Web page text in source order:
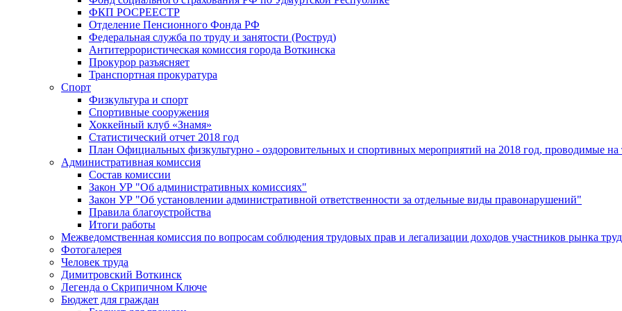
ФКП РОСРЕЕСТР
Отделение Пенсионного Фонда РФ
Федеральная служба по труду и занятости (Роструд)
Антитеррористическая комиссия города Воткинска
Прокурор разъясняет
Транспортная прокуратура
Спорт
Физкультура и спорт
Спортивные сооружения
Хоккейный клуб «Знамя»
Статистический отчет 2018 год
План Официальных физкультурно - оздоровительных и спортивных мероприятий на 2018 год, проводимые
Административная комиссия
Состав комиссии
Закон УР "Об административных комиссиях"
Закон УР "Об установлении административной ответственности за отдельные виды правонарушений"
Правила благоустройства
Итоги работы
Межведомственная комиссия по вопросам соблюдения трудовых прав и легализации доходов участников рынка
Фотогалерея
Человек труда
Димитровский Воткинск
Легенда о Скрипичном Ключе
Бюджет для граждан